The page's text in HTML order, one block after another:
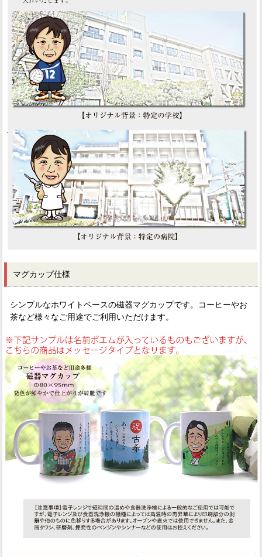
マグカップ仕様
シンプルなホワイトベースの磁器マグカップです。コーヒーやお
茶など様々なご用途でご利用いただけます。